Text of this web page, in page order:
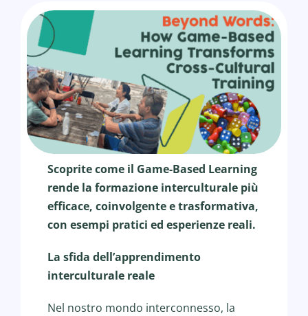
Scoprite come il Game-Based Learning
rende la formazione interculturale più
efficace, coinvolgente e trasformativa,
con esempi pratici ed esperienze reali.
La sfida dell’apprendimento
interculturale reale
Nel nostro mondo interconnesso, la